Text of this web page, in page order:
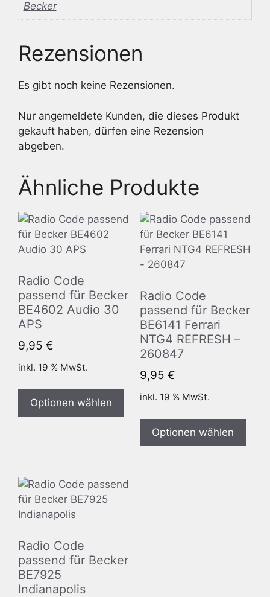
Becker
Rezensionen
Es gibt noch keine Rezensionen.
Nur angemeldete Kunden, die dieses Produkt
gekauft haben, dürfen eine Rezension
abgeben.
Ähnliche Produkte
Radio Code
passend für Becker
BE4602 Audio 30
APS
9,95 €
inkl. 19 % MwSt.
Optionen wählen
Radio Code
passend für Becker
BE6141 Ferrari
NTG4 REFRESH –
260847
9,95 €
inkl. 19 % MwSt.
Optionen wählen
Radio Code
passend für Becker
BE7925
Indianapolis